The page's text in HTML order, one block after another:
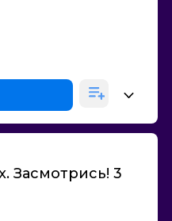
Засмотрись! 3